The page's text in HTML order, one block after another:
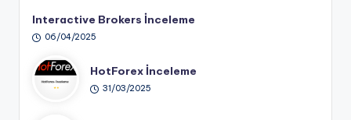
Interactive Brokers İnceleme
06/04/2025
HotForex İnceleme
31/03/2025